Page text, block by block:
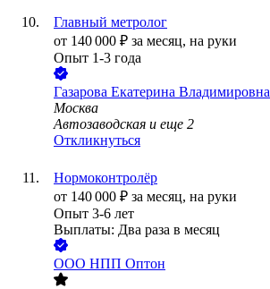
Главный метролог
от 140 000 ₽ за месяц, на руки
Опыт 1-3 года
Газарова Екатерина Владимировна
Москва
Автозаводская и еще 2
Откликнуться
Нормоконтролёр
от 140 000 ₽ за месяц, на руки
Опыт 3-6 лет
Выплаты: Два раза в месяц
ООО НПП Оптон